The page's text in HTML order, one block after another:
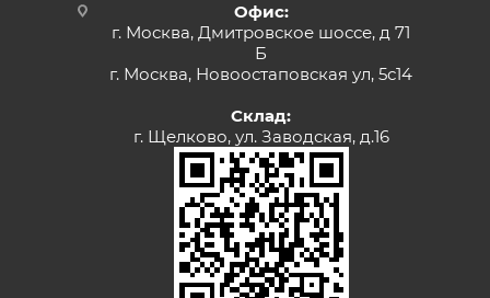
Офис:
г. Москва, Дмитровское шоссе, д 71
Б
г. Москва, Новоостаповская ул, 5с14
Склад:
г. Щелково, ул. Заводская, д.16